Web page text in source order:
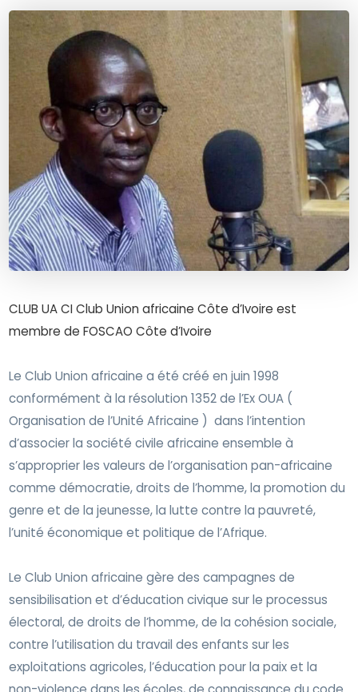
CLUB UA CI Club Union africaine Côte d’Ivoire est
membre de FOSCAO Côte d’Ivoire
Le Club Union africaine a été créé en juin 1998
conformément à la résolution 1352 de l’Ex OUA (
Organisation de l’Unité Africaine ) dans l’intention
d’associer la société civile africaine ensemble à
s’approprier les valeurs de l’organisation pan-africaine
comme démocratie, droits de l’homme, la promotion du
genre et de la jeunesse, la lutte contre la pauvreté,
l’unité économique et politique de l’Afrique.
Le Club Union africaine gère des campagnes de
sensibilisation et d’éducation civique sur le processus
électoral, de droits de l’homme, de la cohésion sociale,
contre l’utilisation du travail des enfants sur les
exploitations agricoles, l’éducation pour la paix et la